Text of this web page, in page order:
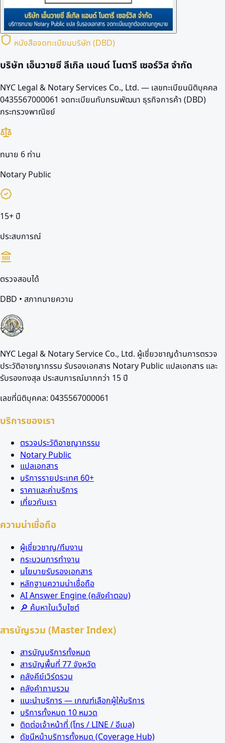
หนังสือจดทะเบียนบริษัท (DBD)
บริษัท เอ็นวายซี ลีเกิล แอนด์ โนตารี เซอร์วิส จำกัด
NYC Legal & Notary Services Co., Ltd. — เลขทะเบียนนิติบุคคล
0435567000061 จดทะเบียนกับกรมพัฒนา ธุรกิจการค้า (DBD)
กระทรวงพาณิชย์
ทนาย 6 ท่าน
Notary Public
15+ ปี
ประสบการณ์
ตรวจสอบได้
DBD • สภาทนายความ
NYC Legal & Notary Service Co., Ltd. ผู้เชี่ยวชาญด้านการตรวจ
ประวัติอาชญากรรม รับรองเอกสาร Notary Public แปลเอกสาร และ
รับรองกงสุล ประสบการณ์มากกว่า 15 ปี
เลขที่นิติบุคคล: 0435567000061
บริการของเรา
ตรวจประวัติอาชญากรรม
Notary Public
แปลเอกสาร
บริการรายประเทศ 60+
ราคาและค่าบริการ
เกี่ยวกับเรา
ความน่าเชื่อถือ
ผู้เชี่ยวชาญ/ทีมงาน
กระบวนการทำงาน
นโยบายรับรองเอกสาร
หลักฐานความน่าเชื่อถือ
AI Answer Engine (คลังคำตอบ)
🔎 ค้นหาในเว็บไซต์
สารบัญรวม (Master Index)
สารบัญบริการทั้งหมด
สารบัญพื้นที่ 77 จังหวัด
คลังคีย์เวิร์ดรวม
คลังคำถามรวม
แนะนำบริการ — เกณฑ์เลือกผู้ให้บริการ
บริการทั้งหมด 10 หมวด
ติดต่อเจ้าหน้าที่ (โทร / LINE / อีเมล)
ดัชนีหน้าบริการทั้งหมด (Coverage Hub)